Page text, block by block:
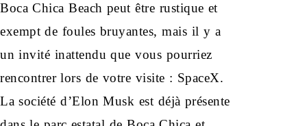
Boca Chica Beach peut être rustique et
exempt de foules bruyantes, mais il y a
un invité inattendu que vous pourriez
rencontrer lors de votre visite : SpaceX.
La société d’Elon Musk est déjà présente